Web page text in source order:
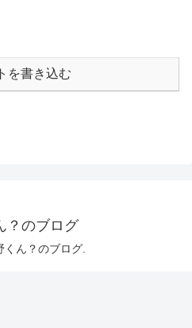
を書き込む
？のブログ
ん？のブログ.